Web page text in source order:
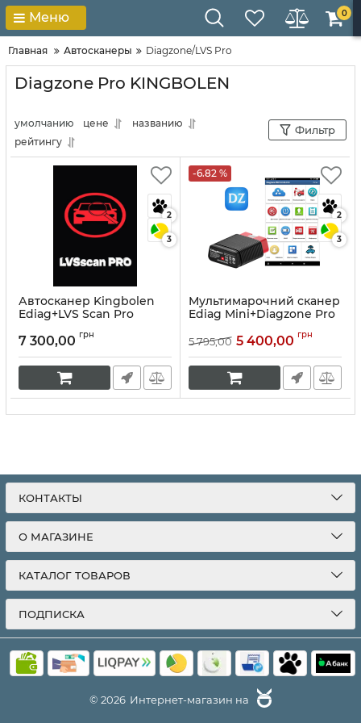
Меню 0
Главная Автосканеры Diagzone/LVS Pro
Diagzone Pro KINGBOLEN
умолчанию цене
названию
рейтингу
Фильтр
2
3
Автосканер Kingbolen
Ediag+LVS Scan Pro
7 300,00 грн
-6.82 %
2
3
Мультимарочний сканер
Ediag Mini+Diagzone Pro
5 795,00 5 400,00 грн
КОНТАКТЫ
О МАГАЗИНЕ
КАТАЛОГ ТОВАРОВ
ПОДПИСКА
© 2026 Интернет-магазин на